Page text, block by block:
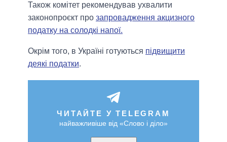
Також комітет рекомендував ухвалити
законопроєкт про запровадження акцизного
податку на солодкі напої.
Окрім того, в Україні готуються підвищити
деякі податки.
ЧИТАЙТЕ У TELEGRAM
найважливіше від «Слово і діло»